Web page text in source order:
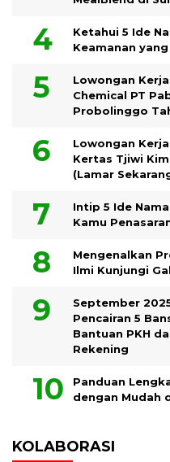
Ketahui 5 Ide
Keamanan
Lowongan
Chemical PT
Probolinggo
Lowongan
Kertas Tjiwi
(Lamar
Intip 5 Ide
Kamu
Mengenalkan
Ilmi Kunjungi
September
Pencairan 5
Bantuan PKH
Rekening
Panduan
dengan Mudah
KOLABORASI